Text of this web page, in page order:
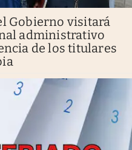
Gobierno visitará
administrativo
de los titulares